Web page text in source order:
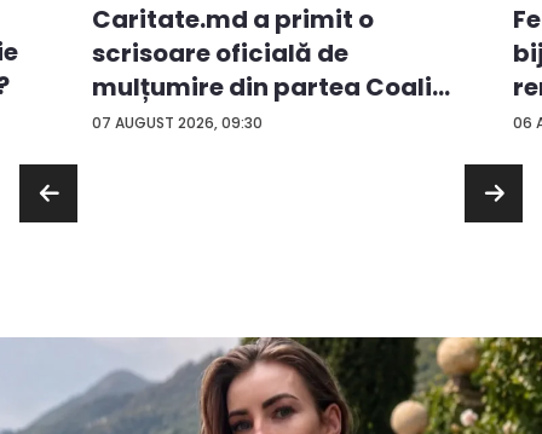
07 AUGUST 2026, 09:30
Caritate.md a primit o
scrisoare oficială de
mulțumire din partea Coali...
06
...